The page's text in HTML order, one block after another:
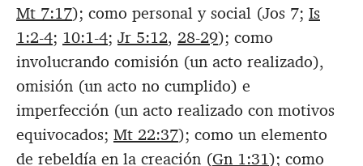
Mt 7:17); como personal y social (Jos 7; Is
1:2-4; 10:1-4; Jr 5:12, 28-29); como
involucrando comisión (un acto realizado),
omisión (un acto no cumplido) e
imperfección (un acto realizado con motivos
equivocados; Mt 22:37); como un elemento
de rebeldía en la creación (Gn 1:31); como